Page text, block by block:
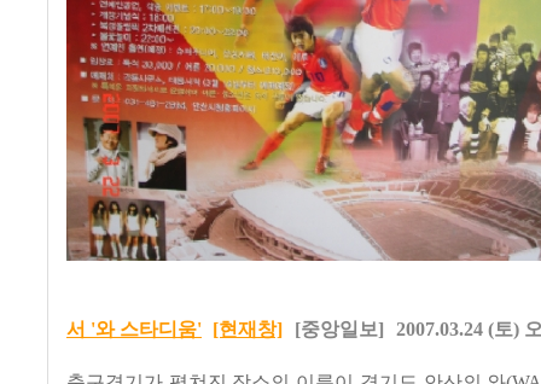
서 '와 스타디움' [현재창] [중앙일보] 2007.03.24 (토)